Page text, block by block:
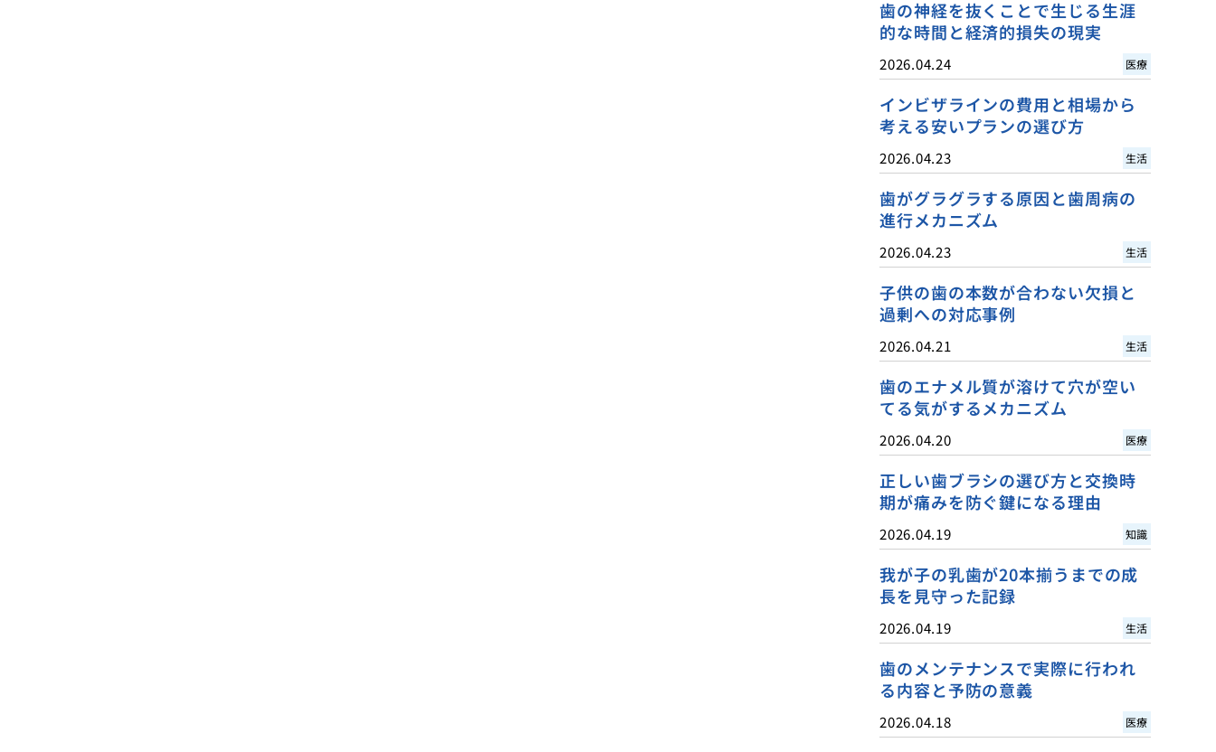
歯の神経を抜くことで生じる生涯
的な時間と経済的損失の現実
2026.04.24 医療
インビザラインの費用と相場から
考える安いプランの選び方
2026.04.23 生活
歯がグラグラする原因と歯周病の
進行メカニズム
2026.04.23 生活
子供の歯の本数が合わない欠損と
過剰への対応事例
2026.04.21 生活
歯のエナメル質が溶けて穴が空い
てる気がするメカニズム
2026.04.20 医療
正しい歯ブラシの選び方と交換時
期が痛みを防ぐ鍵になる理由
2026.04.19 知識
我が子の乳歯が20本揃うまでの成
長を見守った記録
2026.04.19 生活
歯のメンテナンスで実際に行われ
る内容と予防の意義
2026.04.18 医療